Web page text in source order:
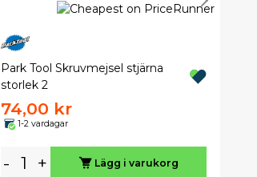
Park Tool Skruvmejsel stjärna
storlek 2
74,00 kr
1-2 vardagar
- + Lägg i varukorg